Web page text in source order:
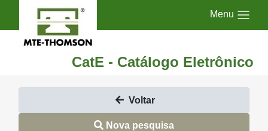
Menu
CatE - Catálogo Eletrônico
Voltar
Nova pesquisa